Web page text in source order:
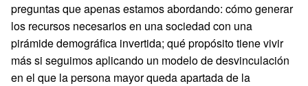
preguntas que apenas estamos abordando: cómo generar
los recursos necesarios en una sociedad con una
pirámide demográfica invertida; qué propósito tiene vivir
más si seguimos aplicando un modelo de desvinculación
en el que la persona mayor queda apartada de la